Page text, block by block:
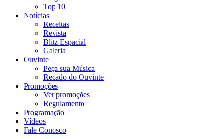
Top 10
Notícias
Receitas
Revista
Blitz Espacial
Galeria
Ouvinte
Peça sua Música
Recado do Ouvinte
Promoções
Ver promoções
Regulamento
Programação
Vídeos
Fale Conosco